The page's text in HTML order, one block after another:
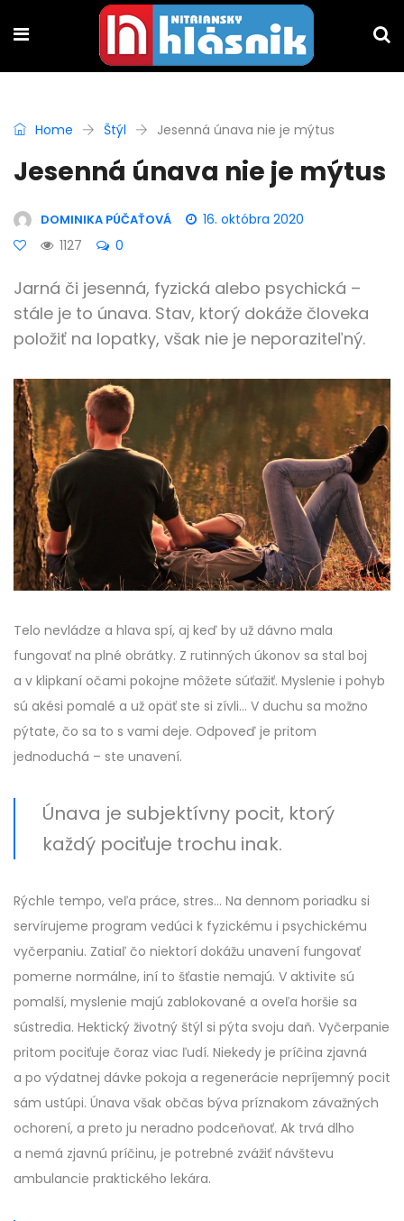
Home Štýl Jesenná únava nie je mýtus
Jesenná únava nie je mýtus
DOMINIKA PÚČAŤOVÁ
16. októbra 2020
1127
0
Jarná či jesenná, fyzická alebo psychická –
stále je to únava. Stav, ktorý dokáže človeka
položiť na lopatky, však nie je neporaziteľný.
Telo nevládze a hlava spí, aj keď by už dávno mala
fungovať na plné obrátky. Z rutinných úkonov sa stal boj
a v klipkaní očami pokojne môžete súťažiť. Myslenie i pohyb
sú akési pomalé a už opäť ste si zívli… V duchu sa možno
pýtate, čo sa to s vami deje. Odpoveď je pritom
jednoduchá – ste unavení.
Únava je subjektívny pocit, ktorý
každý pociťuje trochu inak.
Rýchle tempo, veľa práce, stres… Na dennom poriadku si
servírujeme program vedúci k fyzickému i psychickému
vyčerpaniu. Zatiaľ čo niektorí dokážu unavení fungovať
pomerne normálne, iní to šťastie nemajú. V aktivite sú
pomalší, myslenie majú zablokované a oveľa horšie sa
sústredia. Hektický životný štýl si pýta svoju daň. Vyčerpanie
pritom pociťuje čoraz viac ľudí. Niekedy je príčina zjavná
a po výdatnej dávke pokoja a regenerácie nepríjemný pocit
sám ustúpi. Únava však občas býva príznakom závažných
ochorení, a preto ju neradno podceňovať. Ak trvá dlho
a nemá zjavnú príčinu, je potrebné zvážiť návštevu
ambulancie praktického lekára.